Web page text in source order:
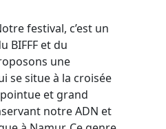
festival, c’est un
BIFFF et du
une
se situe à la croisée
et grand
notre ADN et